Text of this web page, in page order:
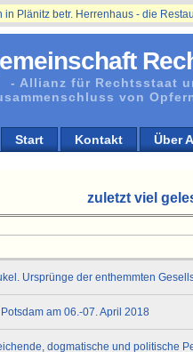
- Allianz für Rechtsstaat
von
Start Kontakt Über
betr. Herrenhaus - die
zuletzt viel
Ursprünge der enthemmten
am 06.-07. April 2018
dogmatische und politische